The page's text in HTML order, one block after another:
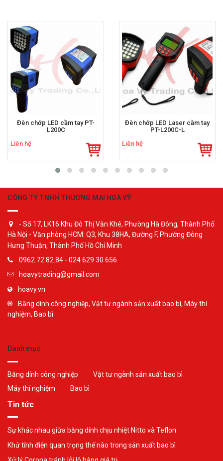
Đèn chớp LED cầm tay PT-
L200C
Liên hệ
Đèn chớp LED Laser cầm tay
PT-L200C-L
Liên hệ
CÔNG TY TNHH THƯƠNG MẠI HOA VỸ
- Số 17, LK16 Khu Đô Thị Văn Khê, Phường Hà Đông, Thành Phố
Hà Nội - Văn phòng HCM: Q3, Khu 38HA, Đường F, Phường Đông
Hưng Thuận, Thành Phố Hồ Chí Minh
0962.72.82.84 - 024 629 30 656
hoavytrading@gmail.com
hoavy.vn
Băng dính công nghiệp, Vật tư ngành sản xuất bao bì, Máy thí
nghiệm, Bao bì
Danh mục
Băng dính công nghiệp
Vật tư ngành sản xuất bao bì
Máy thí nghiệm
Bao bì
Tin tức
Sự khác nhau giữa băng dính chịu nhiệt Nitto và Teflon
Khử tĩnh điện quan trọng thế nào trong sản xuất bao bì